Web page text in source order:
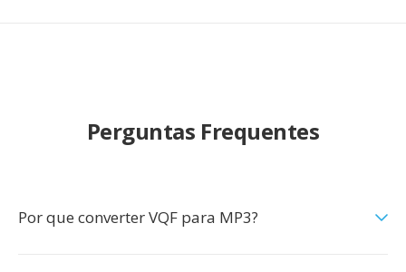
Perguntas Frequentes
Por que converter VQF para MP3?